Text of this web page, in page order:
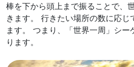
棒を下から頭上まで振ることで、
きます。 行きたい場所の数に応じ
ます。 つまり、「世界一周」シー
ります。